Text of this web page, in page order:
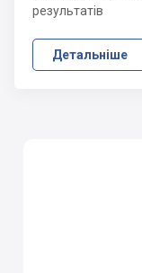
результатів
Детальніше